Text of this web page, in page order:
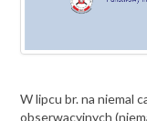
W lipcu br. na niemal
obserwacyjnych